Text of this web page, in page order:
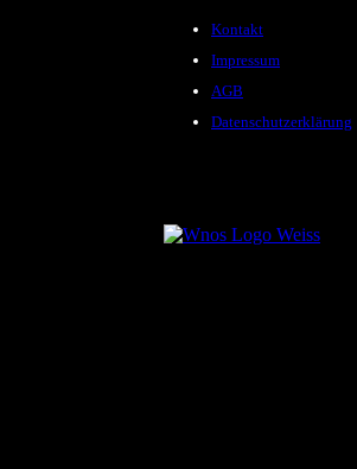
Kontakt
Impressum
AGB
Datenschutzerklärung